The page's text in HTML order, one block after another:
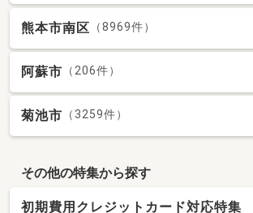
熊本市南区 （8969件）
阿蘇市 （206件）
菊池市 （3259件）
その他の特集から探す
初期費用クレジットカード対応特集